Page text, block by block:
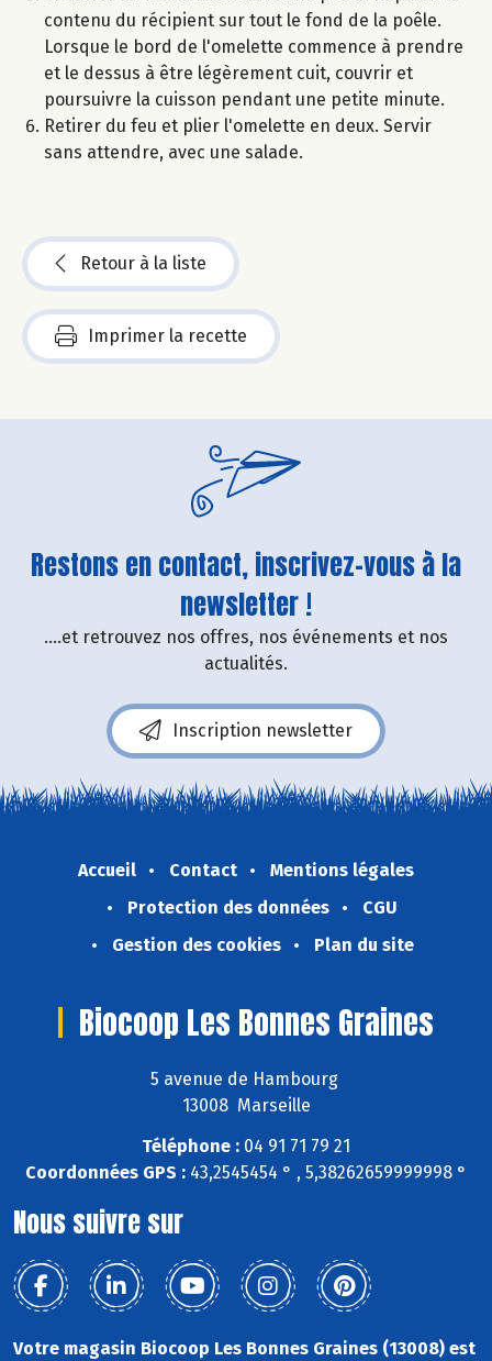
contenu du récipient sur tout le fond de la poêle.
Lorsque le bord de l'omelette commence à prendre
et le dessus à être légèrement cuit, couvrir et
poursuivre la cuisson pendant une petite minute.
Retirer du feu et plier l'omelette en deux. Servir
sans attendre, avec une salade.
Retour à la liste
Imprimer la recette
Restons en contact, inscrivez-vous à la
newsletter !
....et retrouvez nos offres, nos événements et nos
actualités.
Inscription newsletter
Accueil Contact
Mentions légales
Protection des données
CGU
Gestion des cookies
Plan du site
Biocoop Les Bonnes Graines
5 avenue de Hambourg
13008 Marseille
Téléphone : 04 91 71 79 21
Coordonnées GPS : 43,2545454 ° , 5,38262659999998 °
Nous suivre sur
Votre magasin Biocoop Les Bonnes Graines (13008) est